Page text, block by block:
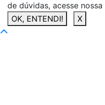
de dúvidas, acesse nossa
OK, ENTENDI!
X